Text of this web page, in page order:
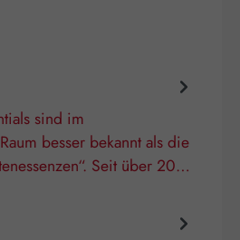
sind im
besser bekannt als die
Seit über 20…